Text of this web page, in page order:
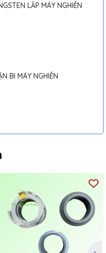
LẮP MÁY NGHIỀN
BI MÁY NGHIỀN